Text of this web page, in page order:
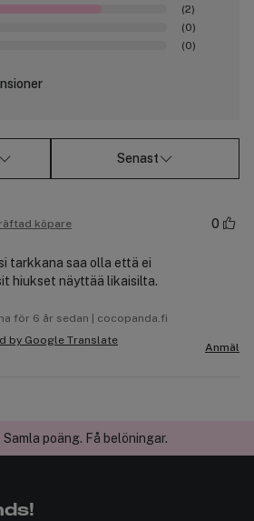
(2)
(0)
(0)
Senast
köpare 0
tarkkana saa olla että ei
hiukset näyttää likaisilta.
för 6 år sedan | cocopanda.fi
Anmäl
poäng. Få belöningar.